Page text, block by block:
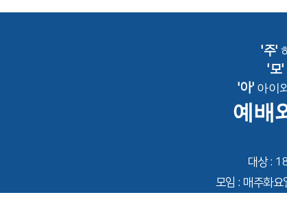
'주'
'모'
'아' 아이
예배
대상 :
모임 : 매주화